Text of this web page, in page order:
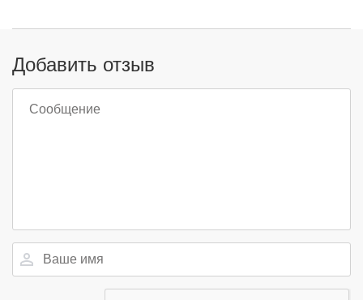
Добавить отзыв